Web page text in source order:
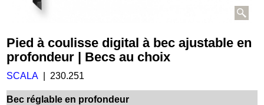
Pied à coulisse digital à bec ajustable en
profondeur | Becs au choix
SCALA 230.251
Bec réglable en profondeur